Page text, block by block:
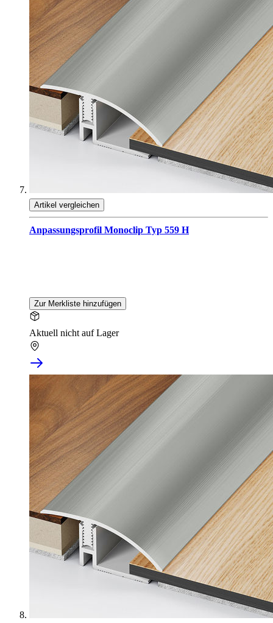
Artikel vergleichen
Anpassungsprofil Monoclip Typ 559 H
Zur Merkliste hinzufügen
Aktuell nicht auf Lager